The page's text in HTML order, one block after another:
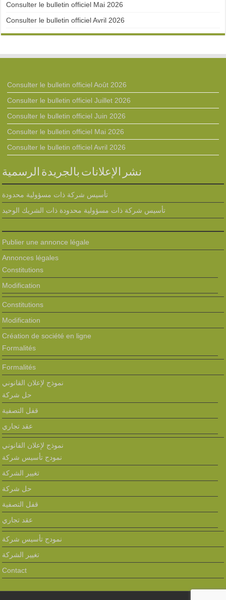
Consulter le bulletin officiel Mai 2026
Consulter le bulletin officiel Avril 2026
Consulter le bulletin officiel Août 2026
Consulter le bulletin officiel Juillet 2026
Consulter le bulletin officiel Juin 2026
Consulter le bulletin officiel Mai 2026
Consulter le bulletin officiel Avril 2026
نشر الإعلانات بالجريدة الرسمية
تأسيس شركة ذات مسؤولية محدودة
تأسيس شركة ذات مسؤولية محدودة ذات الشريك الوحيد
Publier une annonce légale
Annonces légales
Constitutions
Modification
Constitutions
Modification
Création de société en ligne
Formalités
Formalités
نموذج لإعلان القانوني
حل شركة
قفل التصفية
عقد تجاري
نموذج لإعلان القانوني
نمودج تأسيس شركة
تغيير الشركة
حل شركة
قفل التصفية
عقد تجاري
نمودج تأسيس شركة
تغيير الشركة
Contact